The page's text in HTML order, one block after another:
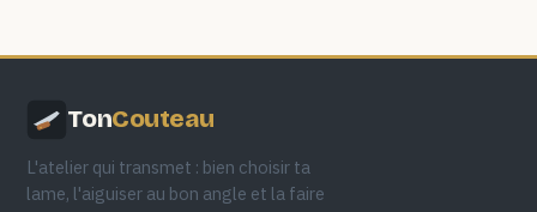
TonCouteau
L'atelier qui transmet : bien choisir ta
lame, l'aiguiser au bon angle et la faire